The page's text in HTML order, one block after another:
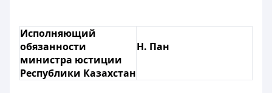
Исполняющий
обязанности
министра юстиции
Республики Казахстан
Н. Пан